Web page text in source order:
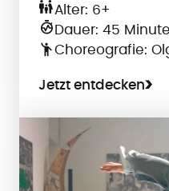
Alter: 6+
Dauer: 45
Choreografie:
Jetzt entdecken